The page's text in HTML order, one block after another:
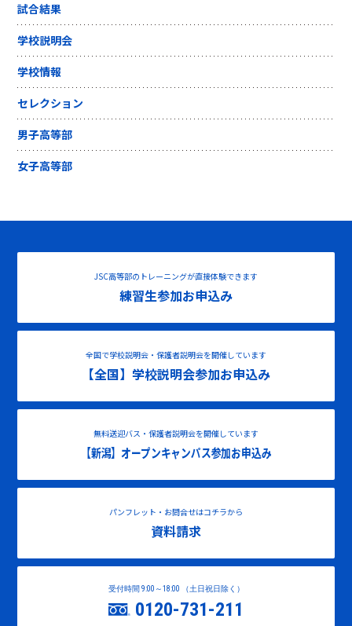
試合結果
学校説明会
学校情報
セレクション
男子高等部
女子高等部
JSC高等部のトレーニングが直接体験できます
練習生参加お申込み
全国で学校説明会・保護者説明会を開催しています
【全国】学校説明会参加お申込み
無料送迎バス・保護者説明会を開催しています
【新潟】オープンキャンパス参加お申込み
パンフレット・お問合せはコチラから
資料請求
受付時間 9:00～18:00 （土日祝日除く）
0120-731-211